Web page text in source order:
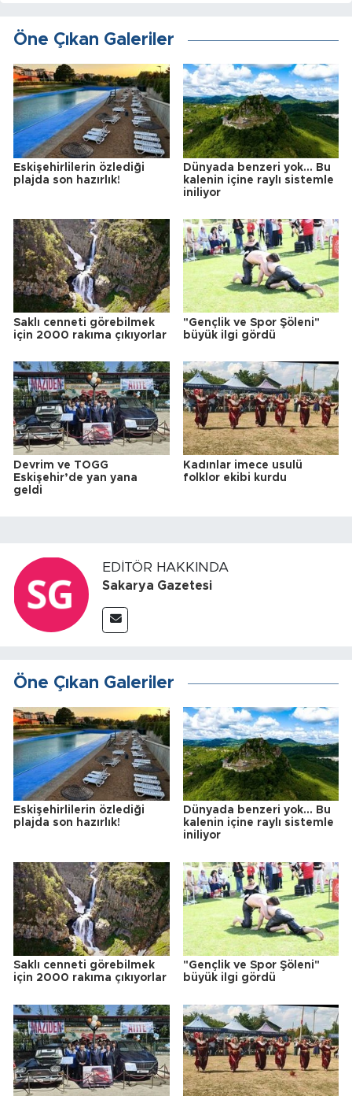
Öne Çıkan Galeriler
Eskişehirlilerin özlediği
plajda son hazırlık!
Dünyada benzeri yok... Bu
kalenin içine raylı sistemle
iniliyor
Saklı cenneti görebilmek
için 2000 rakıma çıkıyorlar
"Gençlik ve Spor Şöleni"
büyük ilgi gördü
Devrim ve TOGG
Eskişehir’de yan yana
geldi
Kadınlar imece usulü
folklor ekibi kurdu
EDITÖR HAKKINDA
Sakarya Gazetesi
Öne Çıkan Galeriler
Eskişehirlilerin özlediği
plajda son hazırlık!
Dünyada benzeri yok... Bu
kalenin içine raylı sistemle
iniliyor
Saklı cenneti görebilmek
için 2000 rakıma çıkıyorlar
"Gençlik ve Spor Şöleni"
büyük ilgi gördü